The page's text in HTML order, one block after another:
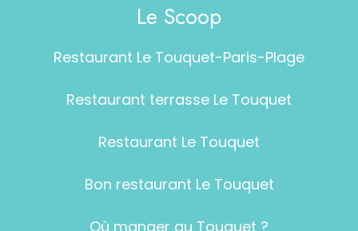
Le Scoop
Restaurant Le Touquet-Paris-Plage
Restaurant terrasse Le Touquet
Restaurant Le Touquet
Bon restaurant Le Touquet
Où manger au Touquet ?